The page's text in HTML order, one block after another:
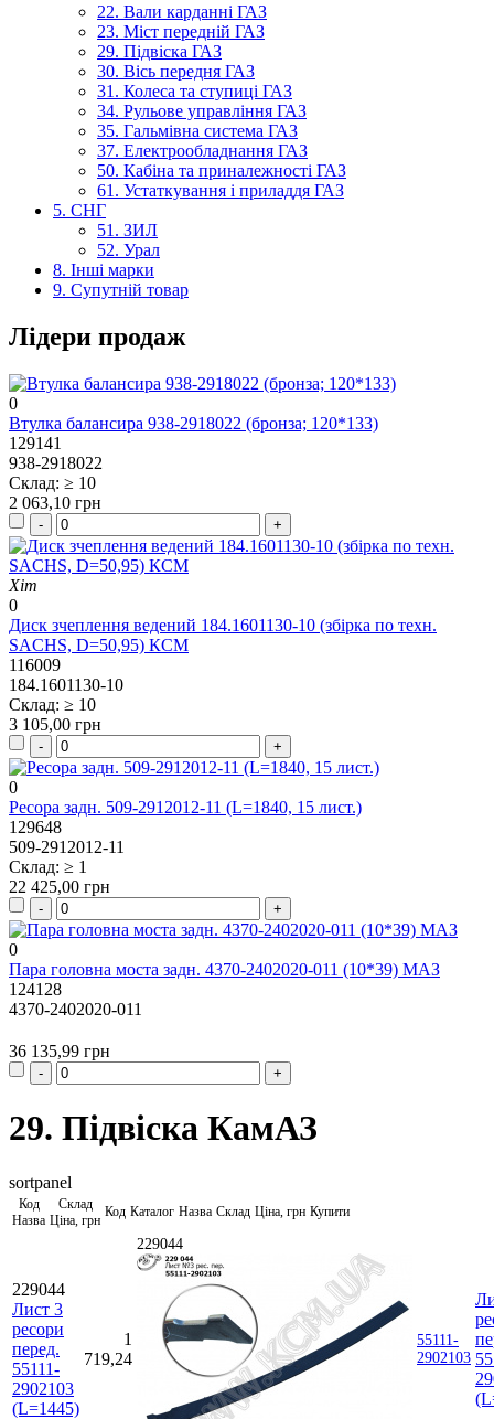
22. Вали карданні ГАЗ
23. Міст передній ГАЗ
29. Підвіска ГАЗ
30. Вісь передня ГАЗ
31. Колеса та ступиці ГАЗ
34. Рульове управління ГАЗ
35. Гальмівна система ГАЗ
37. Електрообладнання ГАЗ
50. Кабіна та приналежності ГАЗ
61. Устаткування і приладдя ГАЗ
5. СНГ
51. ЗИЛ
52. Урал
8. Інші марки
9. Супутній товар
Лідери продаж
0
Втулка балансира 938-2918022 (бронза; 120*133)
129141
938-2918022
Склад: ≥ 10
2 063,10 грн
Хіт
0
Диск зчеплення ведений 184.1601130-10 (збірка по техн.
SACHS, D=50,95) КСМ
116009
184.1601130-10
Склад: ≥ 10
3 105,00 грн
0
Ресора задн. 509-2912012-11 (L=1840, 15 лист.)
129648
509-2912012-11
Склад: ≥ 1
22 425,00 грн
0
Пара головна моста задн. 4370-2402020-011 (10*39) МАЗ
124128
4370-2402020-011
36 135,99 грн
29. Підвіска КамАЗ
sortpanel
Код
Назва
Склад
Ціна, грн
Код Каталог Назва Склад Ціна, грн Купити
229044
Лист 3
ресори
перед.
55111-
2902103
(L=1445)
1
719,24
229044
55111-
2902103